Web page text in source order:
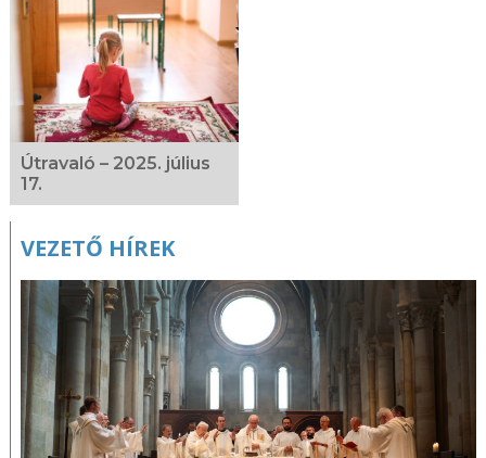
Útravaló – 2025. július
17.
VEZETŐ HÍREK